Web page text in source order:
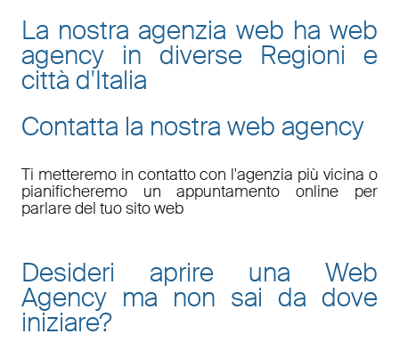
La nostra agenzia web ha web
agency in diverse Regioni e
città d'Italia
Contatta la nostra web agency
Ti metteremo in contatto con l'agenzia più vicina o
pianificheremo un appuntamento online per
parlare del tuo sito web
Desideri aprire una Web
Agency ma non sai da dove
iniziare?